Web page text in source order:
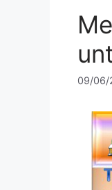
09/06/